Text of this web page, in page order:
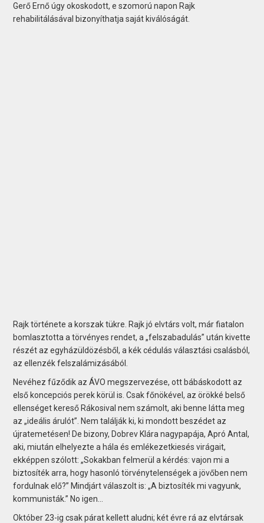
Gerő Ernő úgy okoskodott, e szomorú napon Rajk
rehabilitálásával bizonyíthatja saját kiválóságát.
Rajk története a korszak tükre. Rajk jó elvtárs volt, már fiatalon
bomlasztotta a törvényes rendet, a „felszabadulás” után kivette
részét az egyházüldözésből, a kék cédulás választási csalásból,
az ellenzék felszalámizásából.
Nevéhez fűződik az ÁVO megszervezése, ott bábáskodott az
első koncepciós perek körül is. Csak főnökével, az örökké belső
ellenséget kereső Rákosival nem számolt, aki benne látta meg
az „ideá­lis árulót”. Nem találják ki, ki mondott beszédet az
újratemetésen! De bizony, Dobrev Klára nagypapája, Apró Antal,
aki, miután elhelyezte a hála és emlékezetkiesés virágait,
ekképpen szólott: „Sokakban felmerül a kérdés: vajon mi a
biztosíték arra, hogy hasonló törvénytelenségek a jövőben nem
fordulnak elő?” Mindjárt válaszolt is: „A biztosíték mi vagyunk,
kommunisták.” No igen…
Október 23-ig csak párat kellett aludni; két évre rá az elvtársak